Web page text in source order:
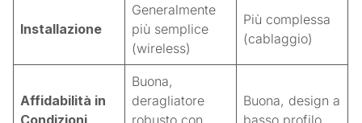
Installazione
Generalmente
più semplice
(wireless)
Più complessa
(cablaggio)
Affidabilità in
Condizioni
Buona,
deragliatore
robusto con
Buona, design a
basso profilo